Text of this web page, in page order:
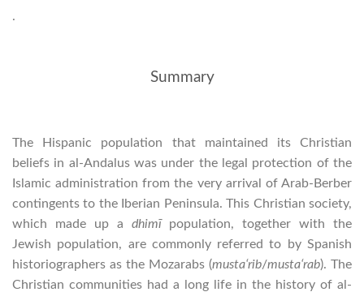
.
Summary
The Hispanic population that maintained its Christian
beliefs in al-Andalus was under the legal protection of the
Islamic administration from the very arrival of Arab-Berber
contingents to the Iberian Peninsula. This Christian society,
which made up a dhimīpopulation, together with the
Jewish population, are commonly referred to by Spanish
historiographers as the Mozarabs (mustaʻrib/mustaʻrab). The
Christian communities had a long life in the history of al-